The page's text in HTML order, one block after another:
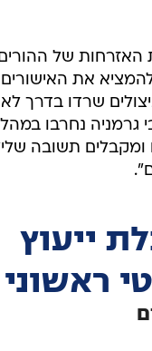
האזרחות של
את
שרדו בדרך
גרמניה נחרבו
תשובה